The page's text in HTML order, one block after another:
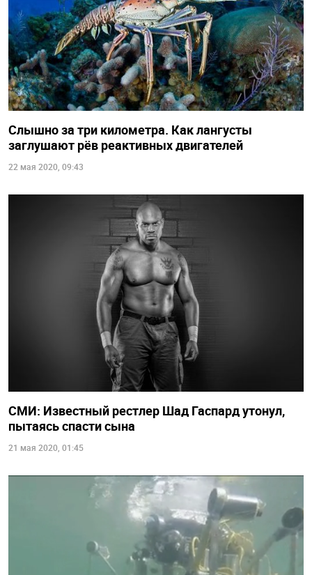
Слышно за три километра. Как лангусты
заглушают рёв реактивных двигателей
22 мая 2020, 09:43
СМИ: Известный рестлер Шад Гаспард утонул,
пытаясь спасти сына
21 мая 2020, 01:45